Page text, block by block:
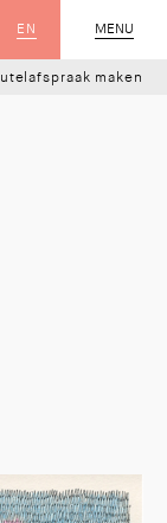
MENU
SLUIT
EN
maken